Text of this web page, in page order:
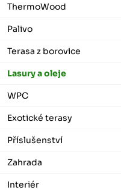
ThermoWood
Palivo
Terasa z borovice
Lasury a oleje
WPC
Exotické terasy
Příslušenství
Zahrada
Interiér